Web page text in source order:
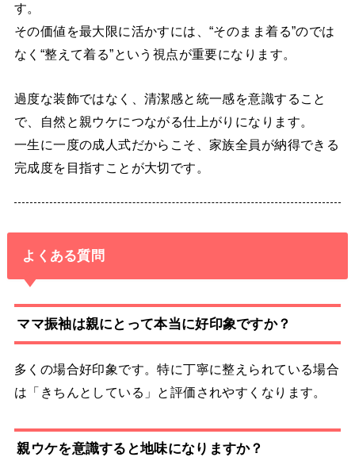
す。
その価値を最大限に活かすには、“そのまま着る”のでは
なく“整えて着る”という視点が重要になります。
過度な装飾ではなく、清潔感と統一感を意識すること
で、自然と親ウケにつながる仕上がりになります。
一生に一度の成人式だからこそ、家族全員が納得できる
完成度を目指すことが大切です。
よくある質問
ママ振袖は親にとって本当に好印象ですか？
多くの場合好印象です。特に丁寧に整えられている場合
は「きちんとしている」と評価されやすくなります。
親ウケを意識すると地味になりますか？